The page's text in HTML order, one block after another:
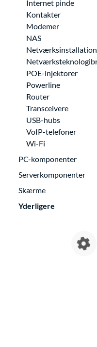
Internet pinde
Kontakter
Modemer
NAS
Netværksinstallation
POE-injektorer
Powerline
Router
Transceivere
USB-hubs
VoIP-telefoner
Wi-Fi
PC-komponenter
Serverkomponenter
Skærme
Yderligere